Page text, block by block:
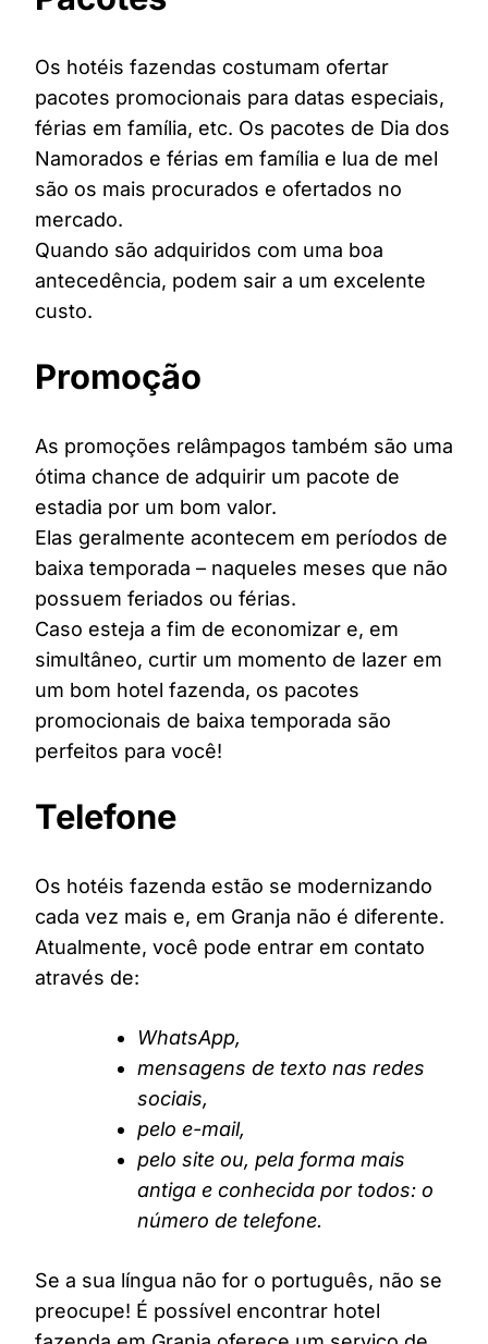
Os hotéis fazendas costumam ofertar
pacotes promocionais para datas especiais,
férias em família, etc. Os pacotes de Dia dos
Namorados e férias em família e lua de mel
são os mais procurados e ofertados no
mercado.
Quando são adquiridos com uma boa
antecedência, podem sair a um excelente
custo.
Promoção
As promoções relâmpagos também são uma
ótima chance de adquirir um pacote de
estadia por um bom valor.
Elas geralmente acontecem em períodos de
baixa temporada – naqueles meses que não
possuem feriados ou férias.
Caso esteja a fim de economizar e, em
simultâneo, curtir um momento de lazer em
um bom hotel fazenda, os pacotes
promocionais de baixa temporada são
perfeitos para você!
Telefone
Os hotéis fazenda estão se modernizando
cada vez mais e, em Granja não é diferente.
Atualmente, você pode entrar em contato
através de:
WhatsApp,
mensagens de texto nas redes
sociais,
pelo e-mail,
pelo site ou, pela forma mais
antiga e conhecida por todos: o
número de telefone.
Se a sua língua não for o português, não se
preocupe! É possível encontrar hotel